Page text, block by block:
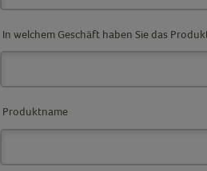
In welchem Geschäft haben Sie das
Produktname